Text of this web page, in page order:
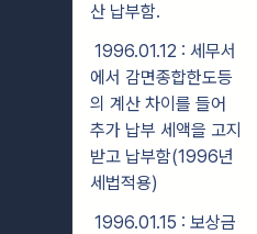
산 납부함.
1996.01.12 : 세무서
에서 감면종합한도등
의 계산 차이를 들어
추가 납부 세액을 고지
받고 납부함(1996년
세법적용)
1996.01.15 : 보상금